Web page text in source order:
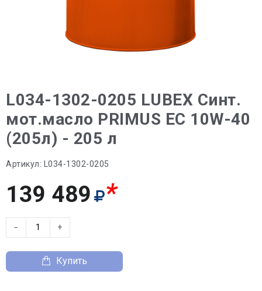
L034-1302-0205 LUBEX Синт.
мот.масло PRIMUS EC 10W-40
(205л) - 205 л
Артикул: L034-1302-0205
139 489 *
− +
Купить